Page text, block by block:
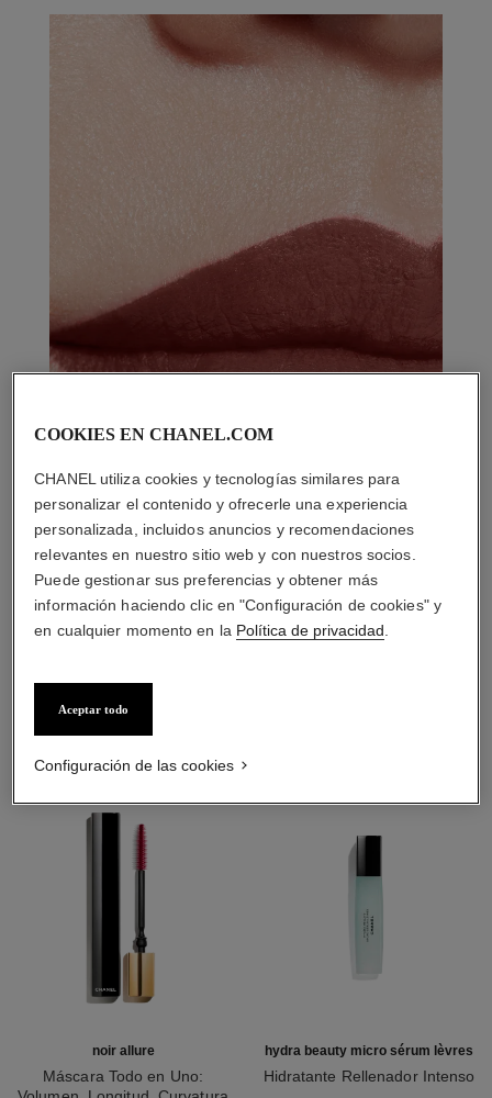
LA COMBINACIÓN PERFECTA
noir allure
Máscara Todo en Uno:
hydra beauty micro sérum lèvres
Hidratante Rellenador Intenso
COOKIES EN CHANEL.COM
CHANEL utiliza cookies y tecnologías similares para
personalizar el contenido y ofrecerle una experiencia
personalizada, incluidos anuncios y recomendaciones
relevantes en nuestro sitio web y con nuestros socios.
Puede gestionar sus preferencias y obtener más
información haciendo clic en "Configuración de cookies" y
en cualquier momento en la Política de privacidad
Aceptar todo
Configuración de las cookies